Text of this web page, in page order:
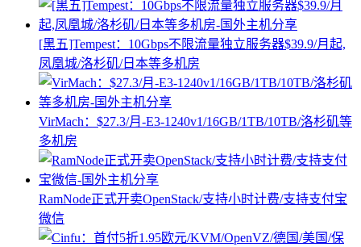
[黑五]Tempest：10Gbps不限流量独立服务器$39.9/月起,
凤凰城/洛杉矶/日本等多机房
VirMach：$27.3/月-E3-1240v1/16GB/1TB/10TB/洛杉矶等
多机房
RamNode正式开卖OpenStack/支持小时计费/支持支付宝
微信